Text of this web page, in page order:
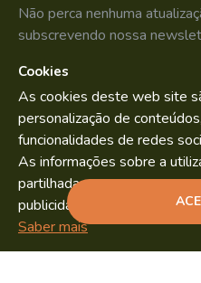
Não perca nenhuma
subscrevendo nossa
Li e aceito osPolítica de
Copyright
Cookies
As cookies deste web site
personalização de
funcionalidades de redes
As informações sobre a
partilhadas com os nossos
publicidade e análise.
Saber mais